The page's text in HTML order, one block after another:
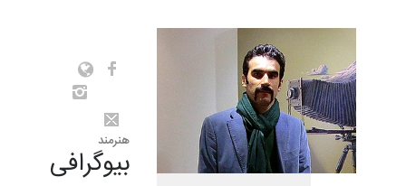
هنرمند
بیوگرافی